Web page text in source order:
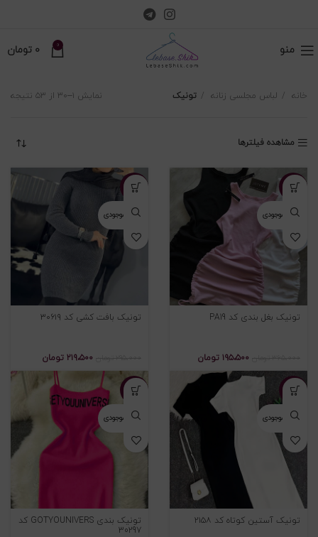
منو 0
0 تومان
خانه لباس مجلسی زنانه تونیک نمایش ۱–۳۰ از ۵۳ نتیجه
مشاهده فیلترها
-۴۶%
اتمام موجودی
تونیک بغل بندی کد PA19
۱۹۵،۵۰۰ تومان
-۲۶%
اتمام موجودی
تونیک بافت کشی کد ۳۰۶۱۹
۲۱۹،۵۰۰ تومان
-۳۲%
اتمام موجودی
تونیک آستین کوتاه کد ۲۱۵۸
-۳۳%
اتمام موجودی
تونیک بندی GOTYOUNIVERS کد
30297